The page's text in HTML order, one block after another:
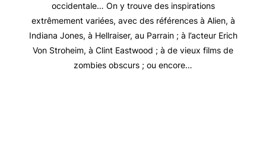
occidentale… On y trouve des inspirations
extrêmement variées, avec des références à Alien, à
Indiana Jones, à Hellraiser, au Parrain ; à l’acteur Erich
Von Stroheim, à Clint Eastwood ; à de vieux films de
zombies obscurs ; ou encore…